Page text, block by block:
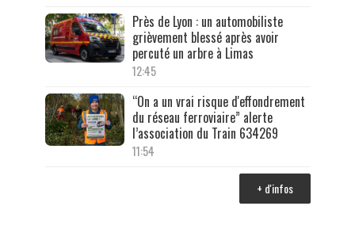
Près de Lyon : un automobiliste
grièvement blessé après avoir
percuté un arbre à Limas
12:45
“On a un vrai risque d'effondrement
du réseau ferroviaire” alerte
l’association du Train 634269
11:54
+ d'infos